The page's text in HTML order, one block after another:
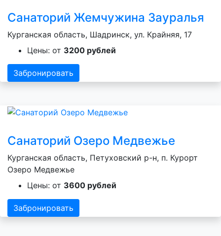
Санаторий Жемчужина Зауралья
Курганская область, Шадринск, ул. Крайняя, 17
Цены: от 3200 рублей
Забронировать
Санаторий Озеро Медвежье
Курганская область, Петуховский р-н, п. Курорт
Озеро Медвежье
Цены: от 3600 рублей
Забронировать